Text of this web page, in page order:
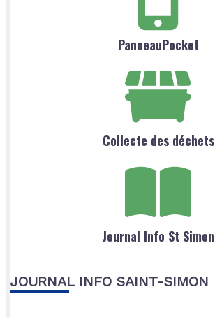
PanneauPocket
Collecte des déchets
Journal Info St Simon
JOURNAL INFO SAINT-SIMON